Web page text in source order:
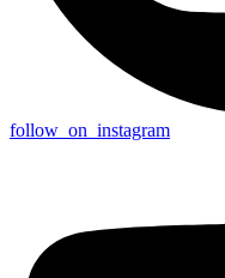
follow_on_instagram